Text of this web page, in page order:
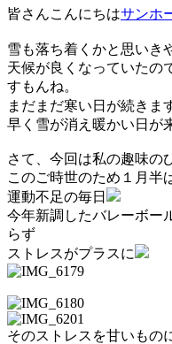
皆さんこんにちはサンホ
雪も落ち着くかと思い
天候が良くなっていた
すもんね。
まだまだ寒い日が続きま
早く雪が消え暖かい日が
さて、今回は私の趣味の
このご時世のため１月半
運動不足の毎日
今年新調したバレーボー
らず
ストレスがプラスに
そのストレスを甘いもの